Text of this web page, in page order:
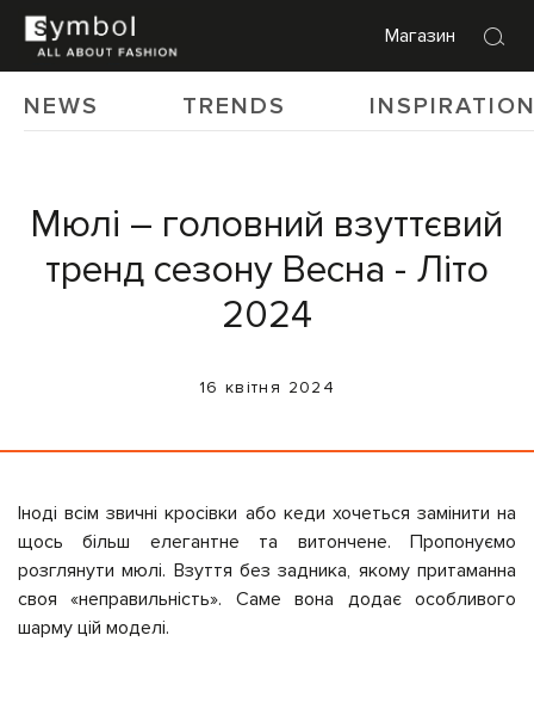
Магазин
NEWS TRENDS
Мюлі – головний взуттєвий
тренд сезону Весна - Літо
2024
16 квітня 2024
Іноді всім звичні кросівки або кеди хочеться замінити на
щось більш елегантне та витончене. Пропонуємо
розглянути мюлі. Взуття без задника, якому притаманна
своя «неправильність». Саме вона додає особливого
шарму цій моделі.